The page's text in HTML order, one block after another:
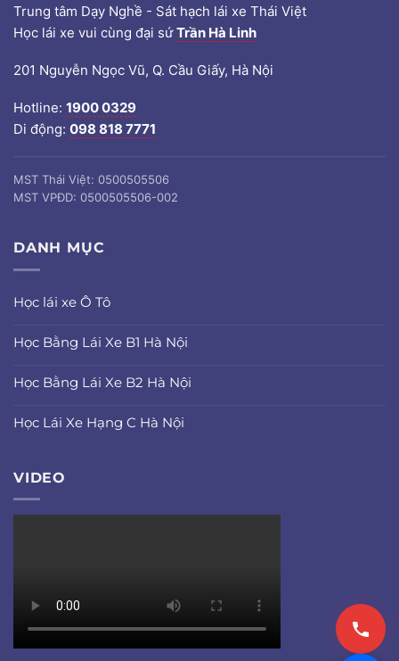
Trung tâm Dạy Nghề - Sát hạch lái xe Thái Việt
Học lái xe vui cùng đại sứTrần Hà Linh
201 Nguyễn Ngọc Vũ, Q. Cầu Giấy, Hà Nội
Hotline: 1900 0329
Di động: 098 818 7771
MST Thái Việt: 0500505506
MST VPĐD: 0500505506-002
DANH MỤC
Học lái xe Ô Tô
Học Bằng Lái Xe B1 Hà Nội
Học Bằng Lái Xe B2 Hà Nội
Học Lái Xe Hạng C Hà Nội
VIDEO